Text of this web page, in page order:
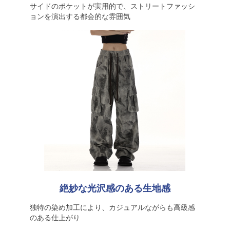
サイドのポケットが実用的で、ストリートファッシ
ョンを演出する都会的な雰囲気
絶妙な光沢感のある生地感
独特の染め加工により、カジュアルながらも高級感
のある仕上がり